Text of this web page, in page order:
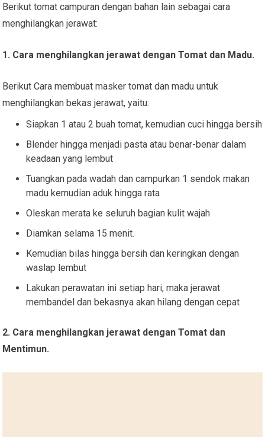
Berikut tomat campuran dengan bahan lain sebagai cara
menghilangkan jerawat:
1. Cara menghilangkan jerawat dengan Tomat dan Madu.
Berikut Cara membuat masker tomat dan madu untuk
menghilangkan bekas jerawat, yaitu:
Siapkan 1 atau 2 buah tomat, kemudian cuci hingga bersih
Blender hingga menjadi pasta atau benar-benar dalam
keadaan yang lembut
Tuangkan pada wadah dan campurkan 1 sendok makan
madu kemudian aduk hingga rata
Oleskan merata ke seluruh bagian kulit wajah
Diamkan selama 15 menit.
Kemudian bilas hingga bersih dan keringkan dengan
waslap lembut
Lakukan perawatan ini setiap hari, maka jerawat
membandel dan bekasnya akan hilang dengan cepat
2. Cara menghilangkan jerawat dengan Tomat dan
Mentimun.